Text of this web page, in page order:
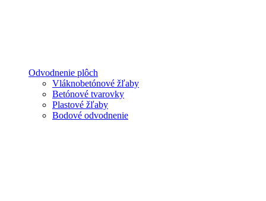
Odvodnenie plôch
Vláknobetónové žľaby
Betónové tvarovky
Plastové žľaby
Bodové odvodnenie